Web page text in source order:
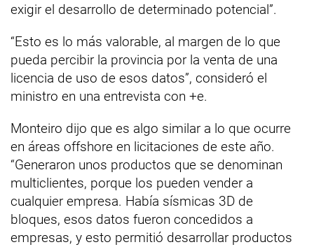
exigir el desarrollo de determinado potencial”.
“Esto es lo más valorable, al margen de lo que
pueda percibir la provincia por la venta de una
licencia de uso de esos datos”, consideró el
ministro en una entrevista con +e.
Monteiro dijo que es algo similar a lo que ocurre
en áreas offshore en licitaciones de este año.
“Generaron unos productos que se denominan
multiclientes, porque los pueden vender a
cualquier empresa. Había sísmicas 3D de
bloques, esos datos fueron concedidos a
empresas, y esto permitió desarrollar productos